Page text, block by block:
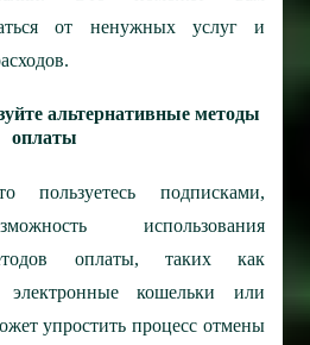
от ненужных услуг и
альтернативные методы
оплаты
подписками,
использования
оплаты, таких как
кошельки или
упростить процесс отмены